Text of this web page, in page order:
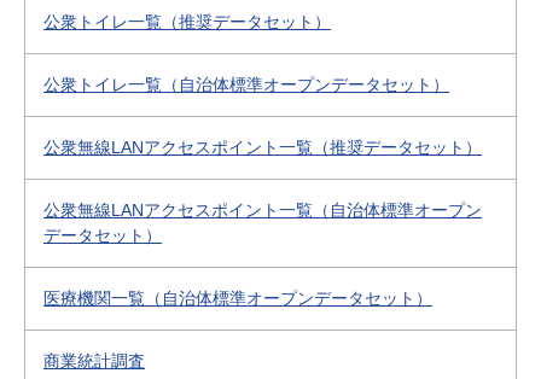
公衆トイレ一覧（推奨データセット）
公衆トイレ一覧（自治体標準オープンデータセット）
公衆無線LANアクセスポイント一覧（推奨データセット）
公衆無線LANアクセスポイント一覧（自治体標準オープン
データセット）
医療機関一覧（自治体標準オープンデータセット）
商業統計調査